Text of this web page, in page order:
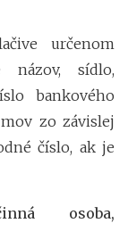
určenom
názov, sídlo,
bankového
zo závislej
číslo, ak je
osoba,